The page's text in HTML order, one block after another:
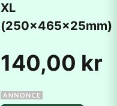
XL
(250x465x25mm)
140,00 kr